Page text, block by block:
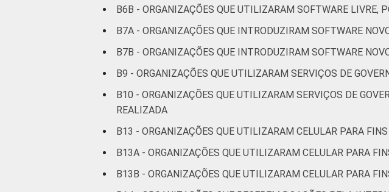
B6B - ORGANIZAÇÕES QUE UTILIZARAM SOFTWARE LIVRE,
B7A - ORGANIZAÇÕES QUE INTRODUZIRAM SOFTWARE
B7B - ORGANIZAÇÕES QUE INTRODUZIRAM SOFTWARE
B9 - ORGANIZAÇÕES QUE UTILIZARAM SERVIÇOS DE
B10 - ORGANIZAÇÕES QUE UTILIZARAM SERVIÇOS DE
REALIZADA
B13 - ORGANIZAÇÕES QUE UTILIZARAM CELULAR PARA
B13A - ORGANIZAÇÕES QUE UTILIZARAM CELULAR PARA
B13B - ORGANIZAÇÕES QUE UTILIZARAM CELULAR PARA